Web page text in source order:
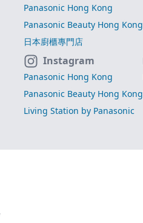
Panasonic Hong Kong
Panasonic Beauty Hong Kong
日本廚櫃專門店
Instagram
Panasonic Hong Kong
Panasonic Beauty Hong Kong
Living Station by Panasonic